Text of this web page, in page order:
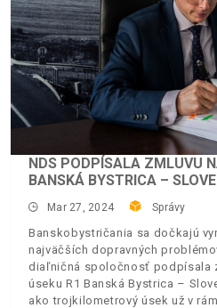
NDS PODPÍSALA ZMLUVU
BANSKÁ BYSTRICA –
Mar 27, 2024 Správy
Banskobystričania sa dočkajú
najväčších dopravných
diaľničná spoločnosť podpísala
úseku R1 Banská Bystrica –
ako trojkilometrový úsek už v